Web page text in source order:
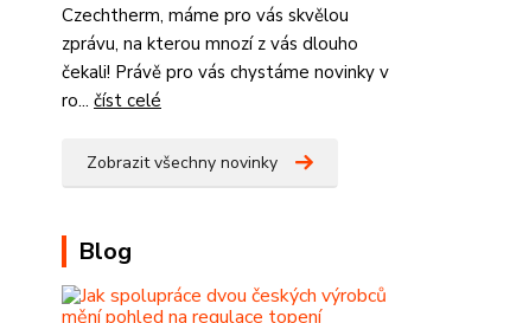
Czechtherm, máme pro vás skvělou
zprávu, na kterou mnozí z vás dlouho
čekali! Právě pro vás chystáme novinky v
ro... číst celé
Zobrazit všechny novinky
Blog